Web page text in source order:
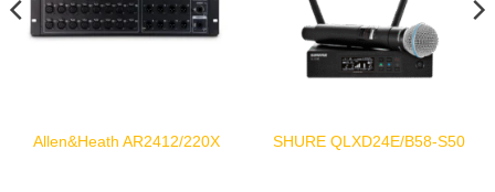
Allen&Heath AR2412/220X SHURE QLXD24E/B58-S50